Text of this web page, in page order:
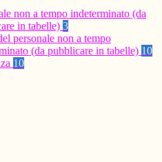
non a tempo indeterminato (da
in tabelle) 3
personale non a tempo
(da pubblicare in tabelle) 10
10